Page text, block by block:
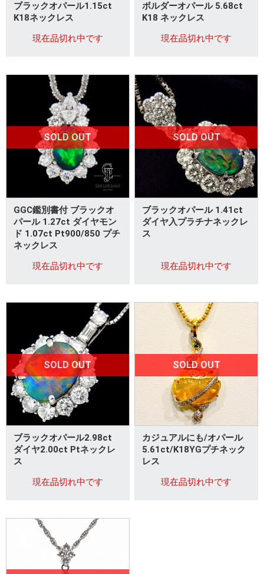
ブラックオパール1.15ct
K18ネックレス
現在品切れ中です
ボルダーオパール 5.68ct
K18 ネックレス
現在品切れ中です
SOLD OUT
GGC鑑別書付 ブラックオ
パール 1.27ct ダイヤモン
ド 1.07ct Pt900/850 プチ
ネックレス
現在品切れ中です
SOLD OUT
ブラックオパール 1.41ct
ダイヤ入プラチナネックレ
ス
現在品切れ中です
SOLD OUT
ブラックオパール2.98ct
ダイヤ2.00ct Ptネックレ
ス
現在品切れ中です
SOLD OUT
カジュアルにも/オパール
5.61ct/K18YGプチネック
レス
現在品切れ中です